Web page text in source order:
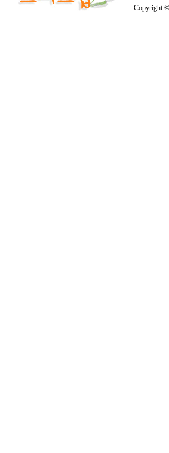
Copyright